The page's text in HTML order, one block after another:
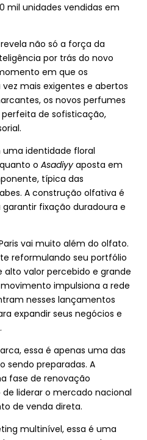
mil unidades vendidas em
não só a força da
por trás do novo
em que os
mais exigentes e abertos
os novos perfumes
de sofisticação,
identidade floral
o Asadiyyaposta em
típica das
A construção olfativa é
fixação duradoura e
vai muito além do olfato.
reformulando seu portfólio
valor percebido e grande
impulsiona a rede
nesses lançamentos
expandir seus negócios e
essa é apenas uma das
sendo preparadas. A
fase de renovação
liderar o mercado nacional
de venda direta.
multinível, essa é uma